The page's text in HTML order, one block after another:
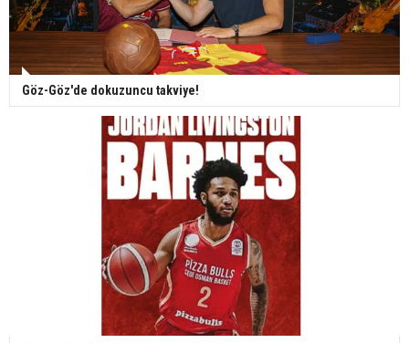
Göz-Göz'de dokuzuncu takviye!